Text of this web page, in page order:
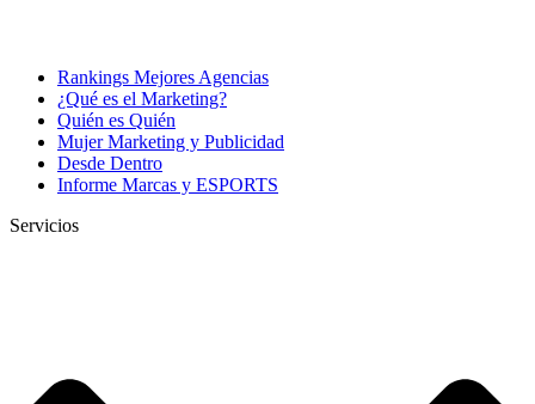
Rankings Mejores Agencias
¿Qué es el Marketing?
Quién es Quién
Mujer Marketing y Publicidad
Desde Dentro
Informe Marcas y ESPORTS
Servicios